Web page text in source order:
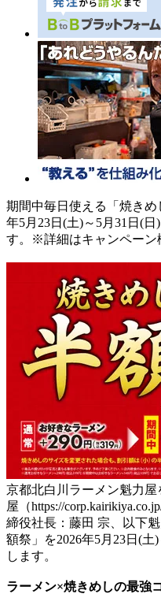
期間中毎日使える「焼き
年5月23日(土)～5月31日(
す。※詳細はキャンペーン
京都北白川ラーメン魁力
屋（https://
締役社長：藤田 宗、以下
額祭」を2026年5月23日(
します。
ラーメン×焼きめしの最強